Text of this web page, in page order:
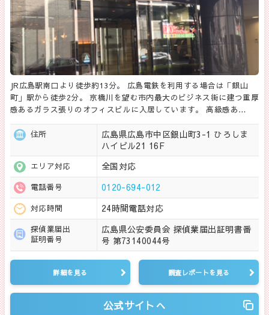
JR広島駅南口より徒歩約13分。 広島電鉄を利用する場合は「銀山
町」駅から徒歩2分。 京橋川を望む市内最大のビジネス街に建つ重厚
感あるガラス張りのオフィスビルに入居しています。 高級感あ…
住所
広島県広島市中区銀山町3-1 ひろしま
ハイビル21 16F
エリア対応 全国対応
電話番号 0120-694-012
対応時間 24時間電話対応
探偵業届出
証明番号
広島県公安委員会 探偵業届出証明書番
号 第73140044号
詳細を見る 調査レポートを見る
公式サイトへ